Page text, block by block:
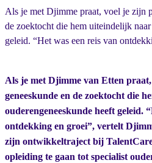
Als je met Djimme praat, voel je zijn
de zoektocht die hem uiteindelijk
geleid. “Het was een reis van
Als je met Djimme van Etten
geneeskunde en de zoektocht die
ouderengeneeskunde heeft geleid.
ontdekking en groei”, vertelt
zijn ontwikkeltraject bij
opleiding te gaan tot specialist